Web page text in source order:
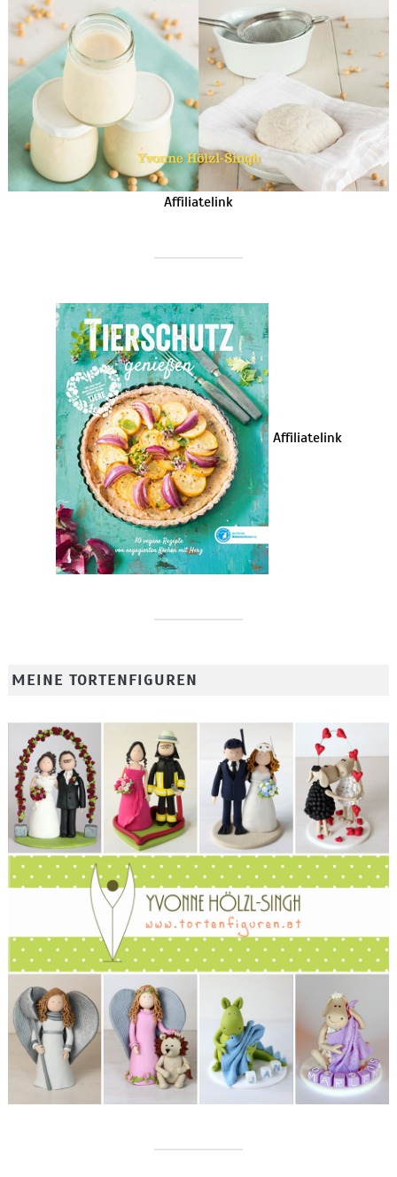
Affiliatelink
Affiliatelink
MEINE TORTENFIGUREN